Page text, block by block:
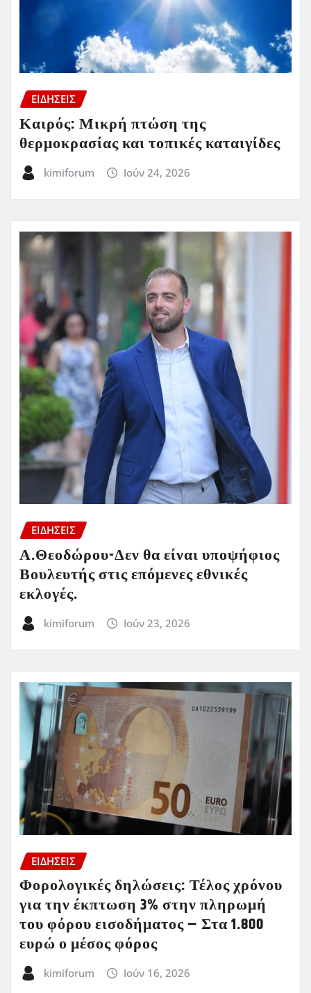
ΕΙΔΗΣΕΙΣ
Καιρός: Μικρή πτώση της
θερμοκρασίας και τοπικές καταιγίδες
kimiforum Ιούν 24, 2026
ΕΙΔΗΣΕΙΣ
Α.Θεοδώρου-Δεν θα είναι υποψήφιος
Βουλευτής στις επόμενες εθνικές
εκλογές.
kimiforum Ιούν 23, 2026
ΕΙΔΗΣΕΙΣ
Φορολογικές δηλώσεις: Τέλος χρόνου
για την έκπτωση 3% στην πληρωμή
του φόρου εισοδήματος – Στα 1.800
ευρώ ο μέσος φόρος
kimiforum Ιούν 16, 2026